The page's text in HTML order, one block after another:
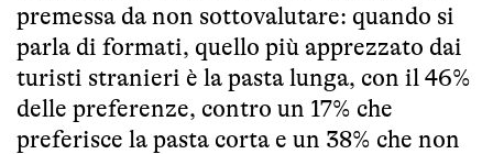
premessa da non sottovalutare: quando si
parla di formati, quello più apprezzato dai
turisti stranieri è la pasta lunga, con il 46%
delle preferenze, contro un 17% che
preferisce la pasta corta e un 38% che non